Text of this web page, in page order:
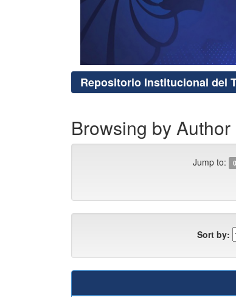
Repositorio Institucional del
Browsing by
Jump to:
Sort by: